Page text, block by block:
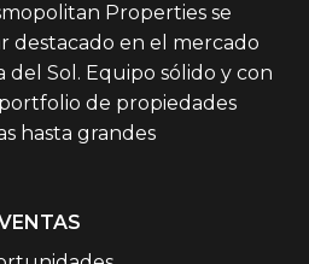
Properties se
en el mercado
del Sol. Equipo sólido y con
de propiedades
hasta grandes